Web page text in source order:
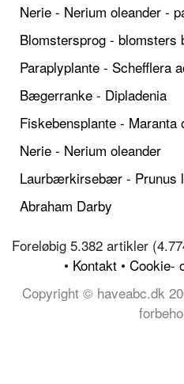
Nerie - Nerium oleander -
Blomstersprog - blomsters
Paraplyplante - Schefflera
Bægerranke - Dipladenia
Fiskebensplante - Maranta
Nerie - Nerium oleander
Laurbærkirsebær - Prunus
Abraham Darby
Foreløbig 5.382 artikler
• Kontakt • Cookie-
Copyright © haveabc.dk